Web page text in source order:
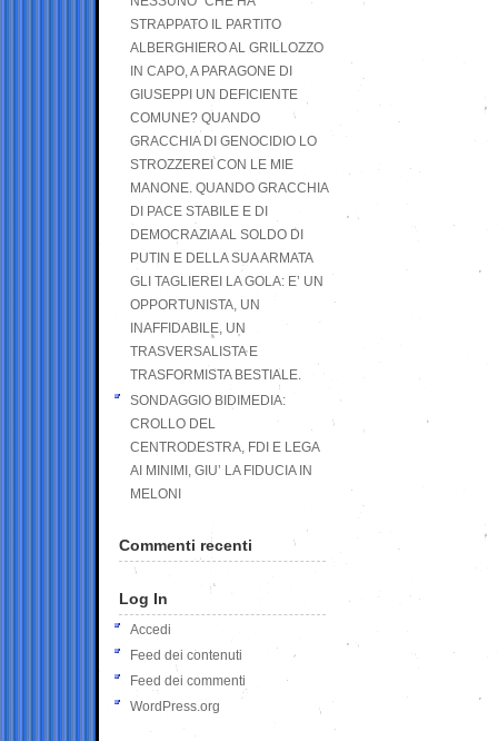
STRAPPATO IL PARTITO
ALBERGHIERO AL GRILLOZZO
IN CAPO, A PARAGONE DI
GIUSEPPI UN DEFICIENTE
COMUNE? QUANDO
GRACCHIA DI GENOCIDIO LO
STROZZEREI CON LE MIE
MANONE. QUANDO GRACCHIA
DI PACE STABILE E DI
DEMOCRAZIA AL SOLDO DI
PUTIN E DELLA SUA ARMATA
GLI TAGLIEREI LA GOLA: E’ UN
OPPORTUNISTA, UN
INAFFIDABILE, UN
TRASVERSALISTA E
TRASFORMISTA BESTIALE.
SONDAGGIO BIDIMEDIA:
CROLLO DEL
CENTRODESTRA, FDI E LEGA
AI MINIMI, GIU’ LA FIDUCIA IN
MELONI
Commenti recenti
Log In
Accedi
Feed dei contenuti
Feed dei commenti
WordPress.org